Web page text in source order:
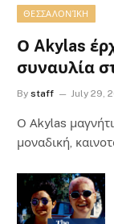
ΘΕΣΣΑΛΟΝΊΚΗ
Ο Akylas
συναυλία
By staff July 29,
Ο Αkylas
μοναδική,